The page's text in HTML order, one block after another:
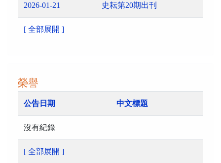
2026-01-21 史耘第20期出刊
[ 全部展開 ]
榮譽
公告日期 中文標題
沒有紀錄
[ 全部展開 ]